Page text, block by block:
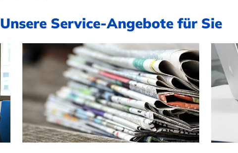
Unsere Service-Angebote für Sie